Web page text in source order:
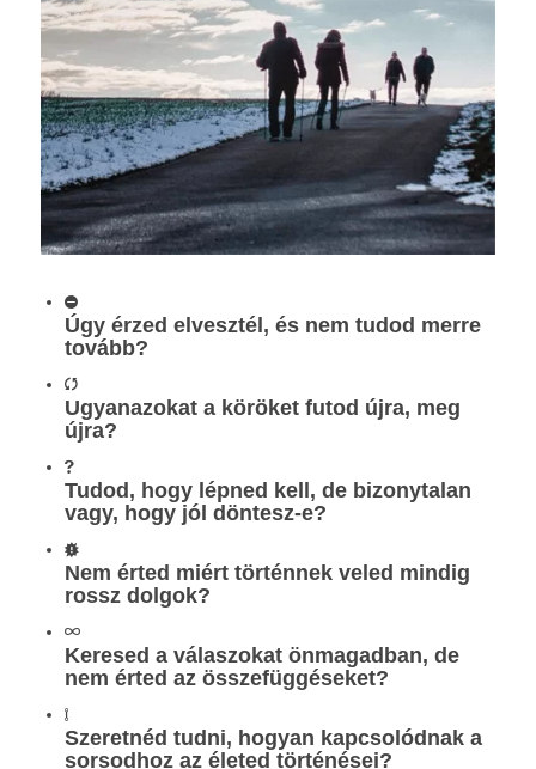
Úgy érzed elvesztél, és nem tudod merre
tovább?
Ugyanazokat a köröket futod újra, meg
újra?
Tudod, hogy lépned kell, de bizonytalan
vagy, hogy jól döntesz-e?
Nem érted miért történnek veled mindig
rossz dolgok?
Keresed a válaszokat önmagadban, de
nem érted az összefüggéseket?
Szeretnéd tudni, hogyan kapcsolódnak a
sorsodhoz az életed történései?